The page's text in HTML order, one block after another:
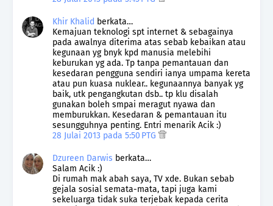
Khir Khalid berkata…
Kemajuan teknologi spt internet & sebagainya
pada awalnya diterima atas sebab kebaikan atau
kegunaan yg bnyk kpd manusia melebihi
keburukan yg ada. Tp tanpa pemantauan dan
kesedaran pengguna sendiri ianya umpama kereta
atau pun kuasa nuklear.. kegunaannya banyak yg
baik, utk pengangkutan dsb.. tp klu disalah
gunakan boleh smpai meragut nyawa dan
memburukkan. Kesedaran & pemantauan itu
sesungguhnya penting. Entri menarik Acik :)
28 Julai 2013 pada 5:50 PTG
Dzureen Darwis berkata…
Salam Acik :)
Di rumah mak abah saya, TV xde. Bukan sebab
gejala sosial semata-mata, tapi juga kami
sekeluarga tidak suka terjebak kepada cerita